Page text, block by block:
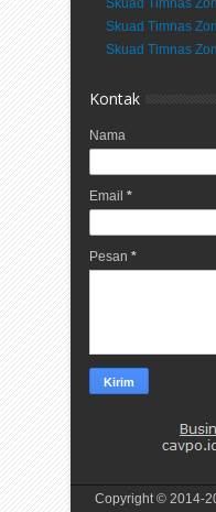
Skuad Timnas
Skuad Timnas
Skuad Timnas
Kontak
Nama
Email *
Pesan *
Copyright © 2014-